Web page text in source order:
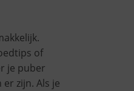
of
je puber
zijn. Als je